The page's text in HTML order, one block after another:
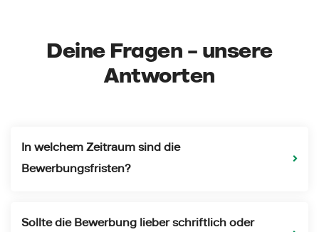
Deine Fragen – unsere
Antworten
In welchem Zeitraum sind die
Bewerbungsfristen?
Sollte die Bewerbung lieber schriftlich oder